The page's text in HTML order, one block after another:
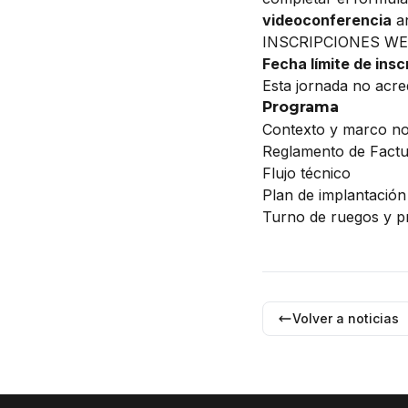
videoconferencia
INSCRIPCIONES
Fecha límite de
Esta jornada no
Programa
Contexto y marco
Reglamento de
Flujo técnico
Plan de
Turno de ruegos y
Volver a noticias